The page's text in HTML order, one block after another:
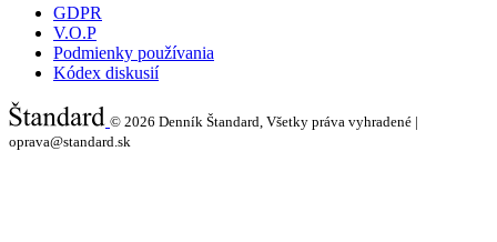
GDPR
V.O.P
Podmienky používania
Kódex diskusií
© 2026 Denník Štandard, Všetky práva vyhradené |
oprava@standard.sk